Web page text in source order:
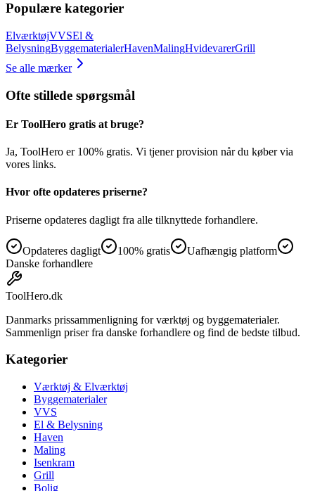
Populære kategorier
ElværktøjVVSEl &
BelysningByggematerialerHavenMalingHvidevarerGrill
Se alle mærker
Ofte stillede spørgsmål
Er ToolHero gratis at bruge?
Ja, ToolHero er 100% gratis. Vi tjener provision når du køber via
vores links.
Hvor ofte opdateres priserne?
Priserne opdateres dagligt fra alle tilknyttede forhandlere.
Opdateres dagligt 100% gratis
Uafhængig platform
Danske forhandlere
ToolHero.dk
Danmarks prissammenligning for værktøj og byggematerialer.
Sammenlign priser fra danske forhandlere og find de bedste tilbud.
Kategorier
Værktøj & Elværktøj
Byggematerialer
VVS
El & Belysning
Haven
Maling
Isenkram
Grill
Bolig